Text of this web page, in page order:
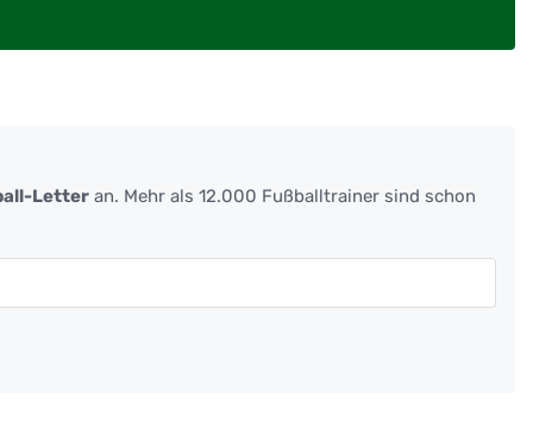
Letter an. Mehr als 12.000 Fußballtrainer sind schon